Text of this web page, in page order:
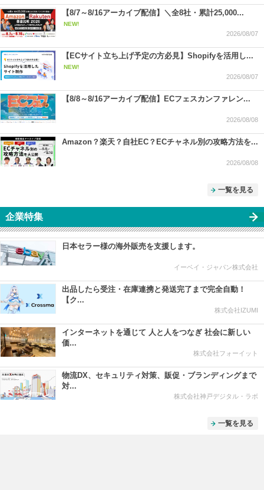
【8/7～8/16アーカイブ配信】＼全8社・累計25,000...
NEW!
2026/08/07
【ECサイト立ち上げ予定の方必見】Shopifyを活用し...
NEW!
2026/08/07
【8/8～8/16アーカイブ配信】ECフェスカンファレン...
2026/08/08
Amazon？楽天？自社EC？ECチャネル別の攻略方法を...
2026/08/08
一覧を見る
企業特集
日本セラー様の海外販売を支援します。
イーベイ・ジャパン株式会社
出品したら受注・在庫連携と発送完了まで完全自動！
【ク...
株式会社IZUMI
インターネットを通じて 人と人をつなぎ 社会に新しい
価...
株式会社フォーイット
物流DX、セキュリティ対策、販促・ブランディングまで
対...
株式会社神戸デジタル・ラボ
一覧を見る